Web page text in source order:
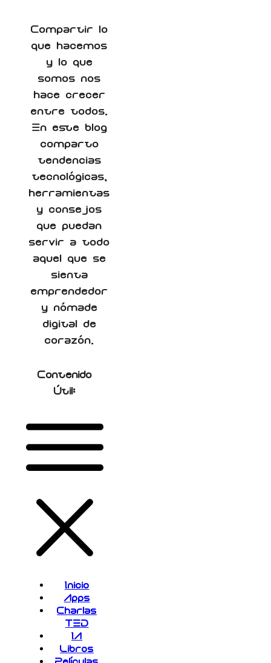
Compartir lo
que hacemos
y lo que
somos nos
hace crecer
entre todos.
En este blog
comparto
tendencias
tecnológicas,
herramientas
y consejos
que puedan
servir a todo
aquel que se
sienta
emprendedor
y nómade
digital de
corazón.
Contenido
Útil:
Inicio
Apps
Charlas
TED
IA
Libros